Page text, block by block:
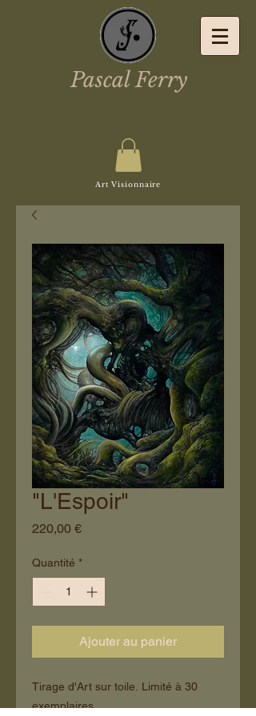
Pascal Ferry
Art Visionnaire
"L'Espoir"
220,00 €Prix
Quantité *
Ajouter au panier
Tirage d'Art sur toile. Limité à 30
exemplaires.